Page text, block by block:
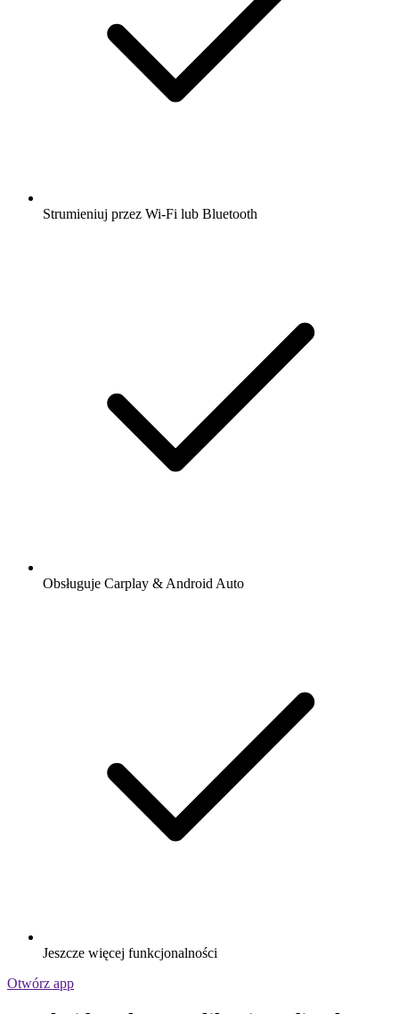
Strumieniuj przez Wi-Fi lub Bluetooth
Obsługuje Carplay & Android Auto
Jeszcze więcej funkcjonalności
Otwórz app